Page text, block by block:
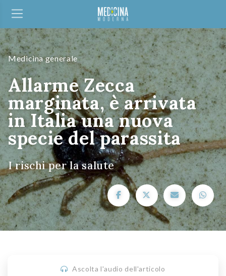
Medicina generale
Allarme Zecca
marginata, è arrivata
in Italia una nuova
specie del parassita
I rischi per la salute
Ascolta l'audio dell'articolo